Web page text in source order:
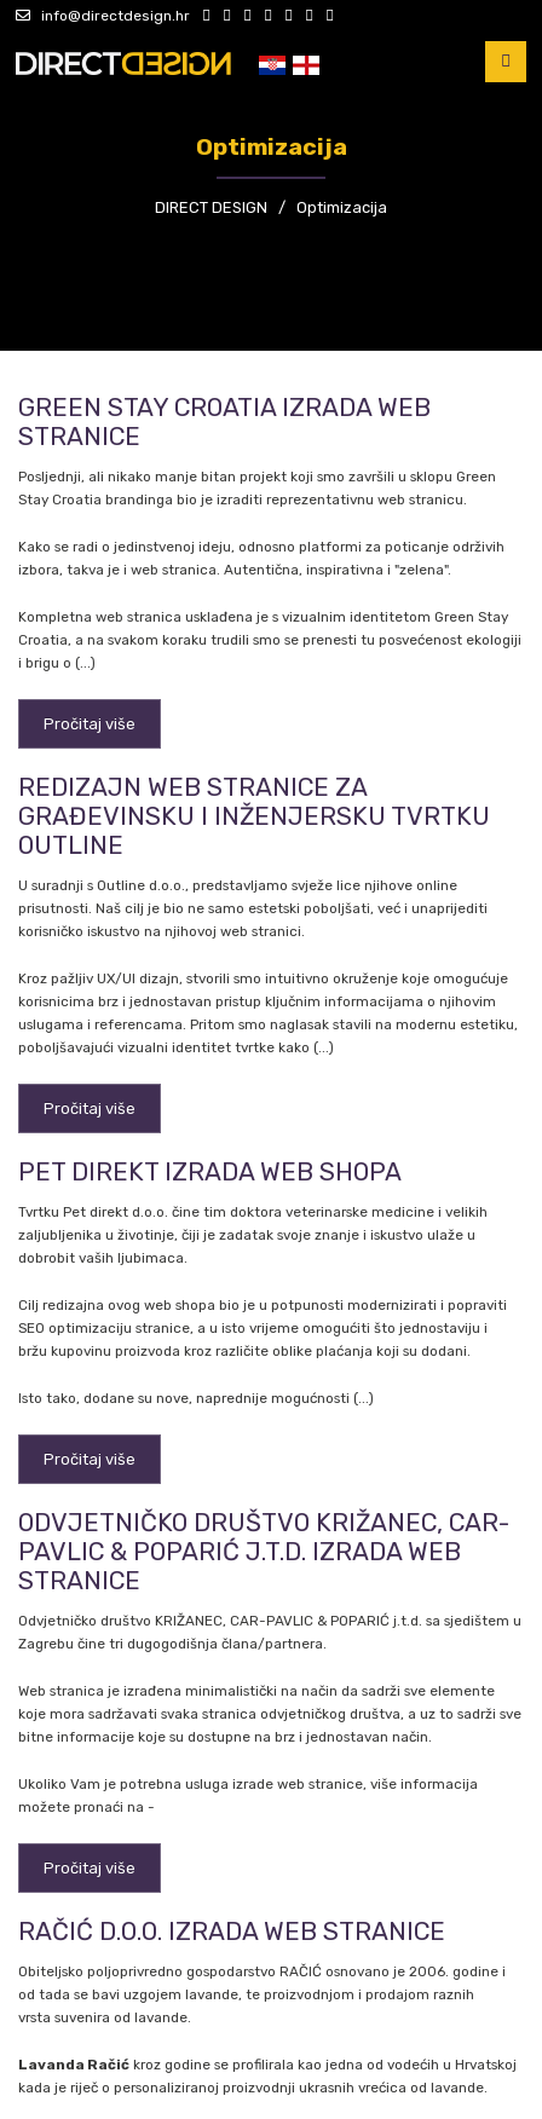
info@directdesign.hr
Optimizacija
DIRECT DESIGN / Optimizacija
GREEN STAY CROATIA IZRADA WEB
STRANICE
Posljednji, ali nikako manje bitan projekt koji smo završili u sklopu Green
Stay Croatia brandinga bio je izraditi reprezentativnu web stranicu.
Kako se radi o jedinstvenoj ideju, odnosno platformi za poticanje održivih
izbora, takva je i web stranica. Autentična, inspirativna i "zelena".
Kompletna web stranica usklađena je s vizualnim identitetom Green Stay
Croatia, a na svakom koraku trudili smo se prenesti tu posvećenost ekologiji
i brigu o (...)
Pročitaj više
REDIZAJN WEB STRANICE ZA
GRAĐEVINSKU I INŽENJERSKU TVRTKU
OUTLINE
U suradnji s Outline d.o.o., predstavljamo svježe lice njihove online
prisutnosti. Naš cilj je bio ne samo estetski poboljšati, već i unaprijediti
korisničko iskustvo na njihovoj web stranici.
Kroz pažljiv UX/UI dizajn, stvorili smo intuitivno okruženje koje omogućuje
korisnicima brz i jednostavan pristup ključnim informacijama o njihovim
uslugama i referencama. Pritom smo naglasak stavili na modernu estetiku,
poboljšavajući vizualni identitet tvrtke kako (...)
Pročitaj više
PET DIREKT IZRADA WEB SHOPA
Tvrtku Pet direkt d.o.o. čine tim doktora veterinarske medicine i velikih
zaljubljenika u životinje, čiji je zadatak svoje znanje i iskustvo ulaže u
dobrobit vaših ljubimaca.
Cilj redizajna ovog web shopa bio je u potpunosti modernizirati i popraviti
SEO optimizaciju stranice, a u isto vrijeme omogućiti što jednostaviju i
bržu kupovinu proizvoda kroz različite oblike plaćanja koji su dodani.
Isto tako, dodane su nove, naprednije mogućnosti (...)
Pročitaj više
ODVJETNIČKO DRUŠTVO KRIŽANEC, CAR-
PAVLIC & POPARIĆ J.T.D. IZRADA WEB
STRANICE
Odvjetničko društvo KRIŽANEC, CAR-PAVLIC & POPARIĆ j.t.d. sa sjedištem u
Zagrebu čine tri dugogodišnja člana/partnera.
Web stranica je izrađena minimalistički na način da sadrži sve elemente
koje mora sadržavati svaka stranica odvjetničkog društva, a uz to sadrži sve
bitne informacije koje su dostupne na brz i jednostavan način.
Ukoliko Vam je potrebna usluga izrade web stranice, više informacija
možete pronaći na -
Pročitaj više
RAČIĆ D.O.O. IZRADA WEB STRANICE
Obiteljsko poljoprivredno gospodarstvo RAČIĆ osnovano je 2006. godine i
od tada se bavi uzgojem lavande, te proizvodnjom i prodajom raznih
vrsta suvenira od lavande.
Lavanda Račić kroz godine se profilirala kao jedna od vodećih u Hrvatskoj
kada je riječ o personaliziranoj proizvodnji ukrasnih vrećica od lavande.